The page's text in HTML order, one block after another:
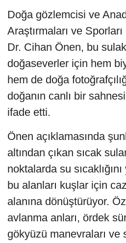
Doğa gözlemcisi ve
Araştırmaları ve
Dr. Cihan Önen, bu
doğaseverler için hem
hem de doğa
doğanın canlı bir sahnesi
ifade etti.
Önen açıklamasında
altından çıkan sıcak
noktalarda su
bu alanları kuşlar için
alanına dönüştürüyor.
avlanma anları, ördek
gökyüzü manevraları ve